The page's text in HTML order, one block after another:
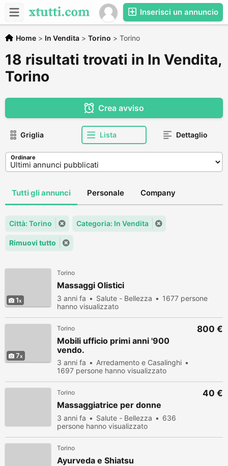
Inserisci un annuncio
Home > In Vendita > Torino > Torino
18 risultati trovati in In Vendita,
Torino
Crea avviso
Griglia Lista Dettaglio
Ordinare
Tutti gli annunci Personale Company
Città: Torino Categoria: In Vendita
Rimuovi tutto
1
Torino
Massaggi Olistici
3 anni fa Salute - Bellezza
1677 persone
hanno visualizzato
7
Torino
Mobili ufficio primi anni '900
vendo.
3 anni fa
Arredamento e Casalinghi
1697 persone hanno visualizzato
800 €
Torino
Massaggiatrice per donne
3 anni fa Salute - Bellezza
636
persone hanno visualizzato
40 €
Torino
Ayurveda e Shiatsu